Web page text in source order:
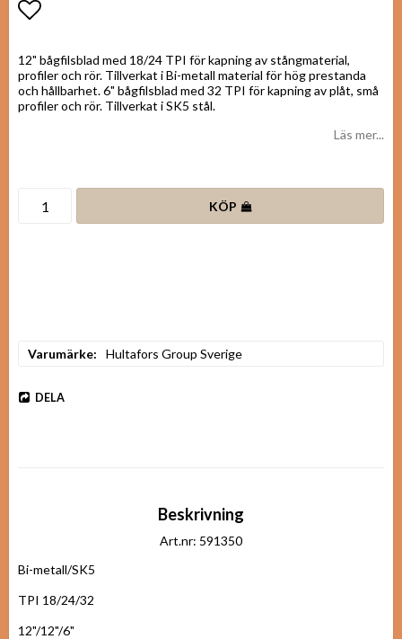
12" bågfilsblad med 18/24 TPI för kapning av stångmaterial,
profiler och rör. Tillverkat i Bi-metall material för hög prestanda
och hållbarhet. 6" bågfilsblad med 32 TPI för kapning av plåt, små
profiler och rör. Tillverkat i SK5 stål.
Läs mer...
KÖP
Varumärke Hultafors Group Sverige
DELA
Beskrivning
Art.nr: 591350
Bi-metall/SK5
TPI 18/24/32
12"/12"/6"